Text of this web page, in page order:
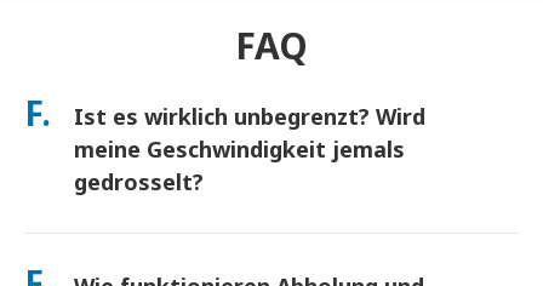
FAQ
F.
Ist es wirklich unbegrenzt? Wird
meine Geschwindigkeit jemals
gedrosselt?
Ja. Es ist wirklich unbegrenzt und wir wenden keine Fair Usage